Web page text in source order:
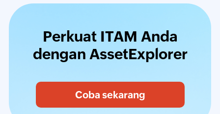
Perkuat ITAM Anda
dengan AssetExplorer
Coba sekarang